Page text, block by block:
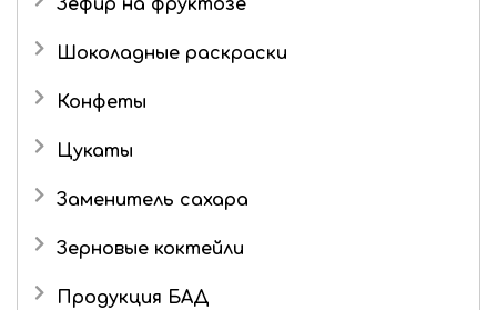
Мармелад в шоколаде
Зефир на фруктозе
Шоколадные раскраски
Конфеты
Подарочные наборы
Цукаты
Имбирь в сахаре
Заменитель сахара
Зерновые коктейли
Продукция БАД